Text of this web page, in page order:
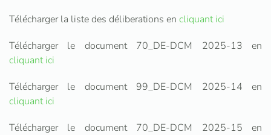
Télécharger la liste des déliberations en cliquant ici
Télécharger le document 70_DE-DCM 2025-13 en
cliquant ici
Télécharger le document 99_DE-DCM 2025-14 en
cliquant ici
Télécharger le document 70_DE-DCM 2025-15 en